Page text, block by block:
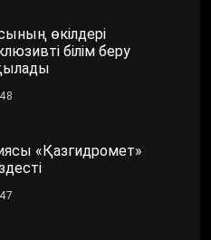
өкілдері
білім беру
«Қазгидромет»